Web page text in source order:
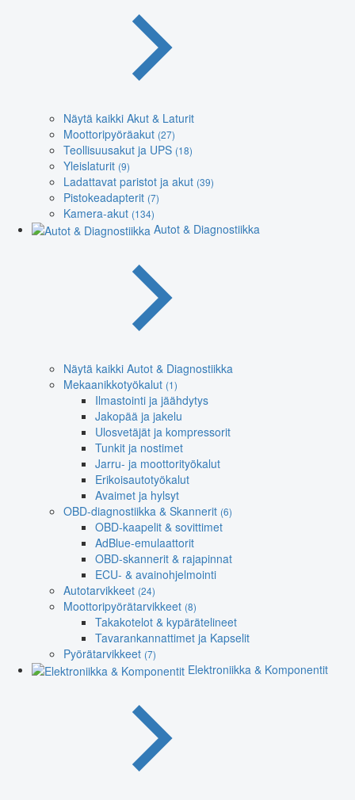
Näytä kaikki Akut & Laturit
Moottoripyöräakut (27)
Teollisuusakut ja UPS (18)
Yleislaturit (9)
Ladattavat paristot ja akut (39)
Pistokeadapterit (7)
Kamera-akut (134)
Autot & Diagnostiikka
Näytä kaikki Autot & Diagnostiikka
Mekaanikkotyökalut (1)
Ilmastointi ja jäähdytys
Jakopää ja jakelu
Ulosvetäjät ja kompressorit
Tunkit ja nostimet
Jarru- ja moottorityökalut
Erikoisautotyökalut
Avaimet ja hylsyt
OBD-diagnostiikka & Skannerit (6)
OBD-kaapelit & sovittimet
AdBlue-emulaattorit
OBD-skannerit & rajapinnat
ECU- & avainohjelmointi
Autotarvikkeet (24)
Moottoripyörätarvikkeet (8)
Takakotelot & kypärätelineet
Tavarankannattimet ja Kapselit
Pyörätarvikkeet (7)
Elektroniikka & Komponentit